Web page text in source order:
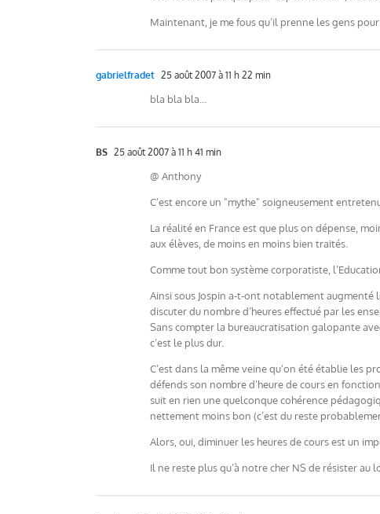
Maintenant, je me fous qu’il prenne les gens
gabrielfradet 25 août 2007 à 11 h 22 min
bla bla bla…
BS 25 août 2007 à 11 h 41 min
@ Anthony
C’est encore un "mythe" soigneusement
La réalité en France est que plus on dépense,
aux élèves, de moins en moins bien traités.
Comme tout bon système corporatiste,
Ainsi sous Jospin a-t-ont notablement augmenté
discuter du nombre d’heures effectué par les
Sans compter la bureaucratisation galopante
c’est le plus dur.
C’est dans la même veine qu’on été établie les
défends son nombre d’heure de cours en
suit en rien une quelconque cohérence
nettement moins bon (c’est du reste
Alors, oui, diminuer les heures de cours est un
Il ne reste plus qu’à notre cher NS de résister au